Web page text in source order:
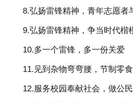
8.弘扬雷锋精神，青年志愿者
9.弘扬雷锋精神，争当时代楷
10.多一个雷锋，多一份关爱
11.见到杂物弯弯腰，节制零食
12.服务校园奉献社会，做公民